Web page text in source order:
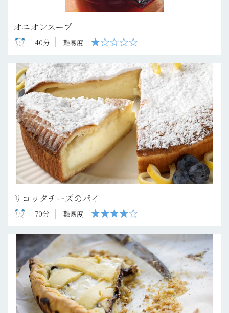
オニオンスープ
40分 難易度
リコッタチーズのパイ
70分 難易度